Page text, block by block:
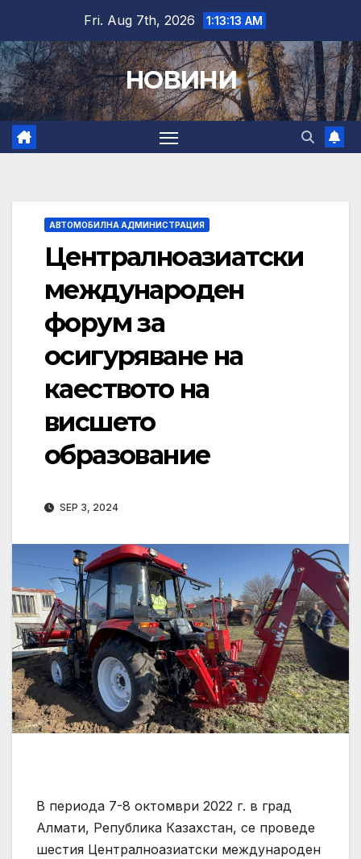
content
Fri. Aug 7th, 2026 1:13:13 AM
НОВИНИ
АВТОМОБИЛНА АДМИНИСТРАЦИЯ
Централноазиатски
международен
форум за
осигуряване на
каеството на
висшето
образование
SEP 3, 2024
В периода 7-8 октомври 2022 г. в град
Алмати, Република Казахстан, се проведе
шестия Централноазиатски международен